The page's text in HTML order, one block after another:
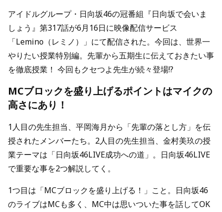
アイドルグループ・日向坂46の冠番組『日向坂で会いま
しょう』第317話が6月16日に映像配信サービス
「Lemino（レミノ）」にて配信された。今回は、世界一
やりたい授業特別編。先輩から五期生に伝えておきたい事
を徹底授業！ 今回もクセつよ先生が続々登場!?
MCブロックを盛り上げるポイントはマイクの
高さにあり！
1人目の先生担当、平岡海月から「先輩の落とし方」を伝
授されたメンバーたち。2人目の先生担当、金村美玖の授
業テーマは「日向坂46LIVE成功への道」。日向坂46LIVE
で重要な事を2つ解説してく。
1つ目は「MCブロックを盛り上げる！」こと。日向坂46
のライブはMCも多く、MC中は思いついた事を話してOK